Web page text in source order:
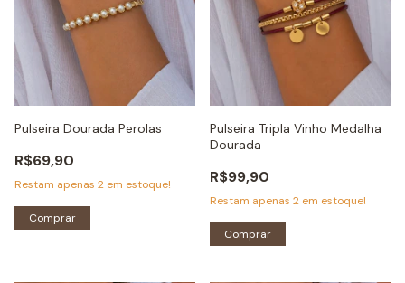
Pulseira Dourada Perolas
R$69,90
Restam apenas 2 em estoque!
Comprar
Pulseira Tripla Vinho Medalha
Dourada
R$99,90
Restam apenas 2 em estoque!
Comprar